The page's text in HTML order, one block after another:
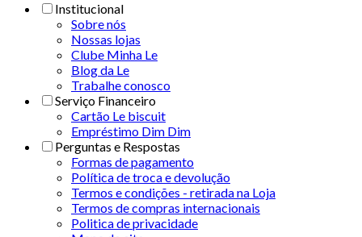
Institucional
Sobre nós
Nossas lojas
Clube Minha Le
Blog da Le
Trabalhe conosco
Serviço Financeiro
Cartão Le biscuit
Empréstimo Dim Dim
Perguntas e Respostas
Formas de pagamento
Política de troca e devolução
Termos e condições - retirada na Loja
Termos de compras internacionais
Politica de privacidade